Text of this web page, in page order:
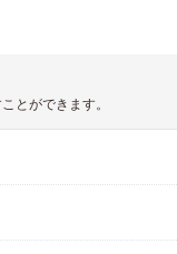
とができます。